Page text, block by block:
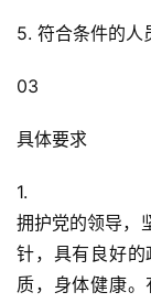
5. 符合条件的人
03
具体要求
1.
拥护党的领导，
针，具有良好
质，身体健康